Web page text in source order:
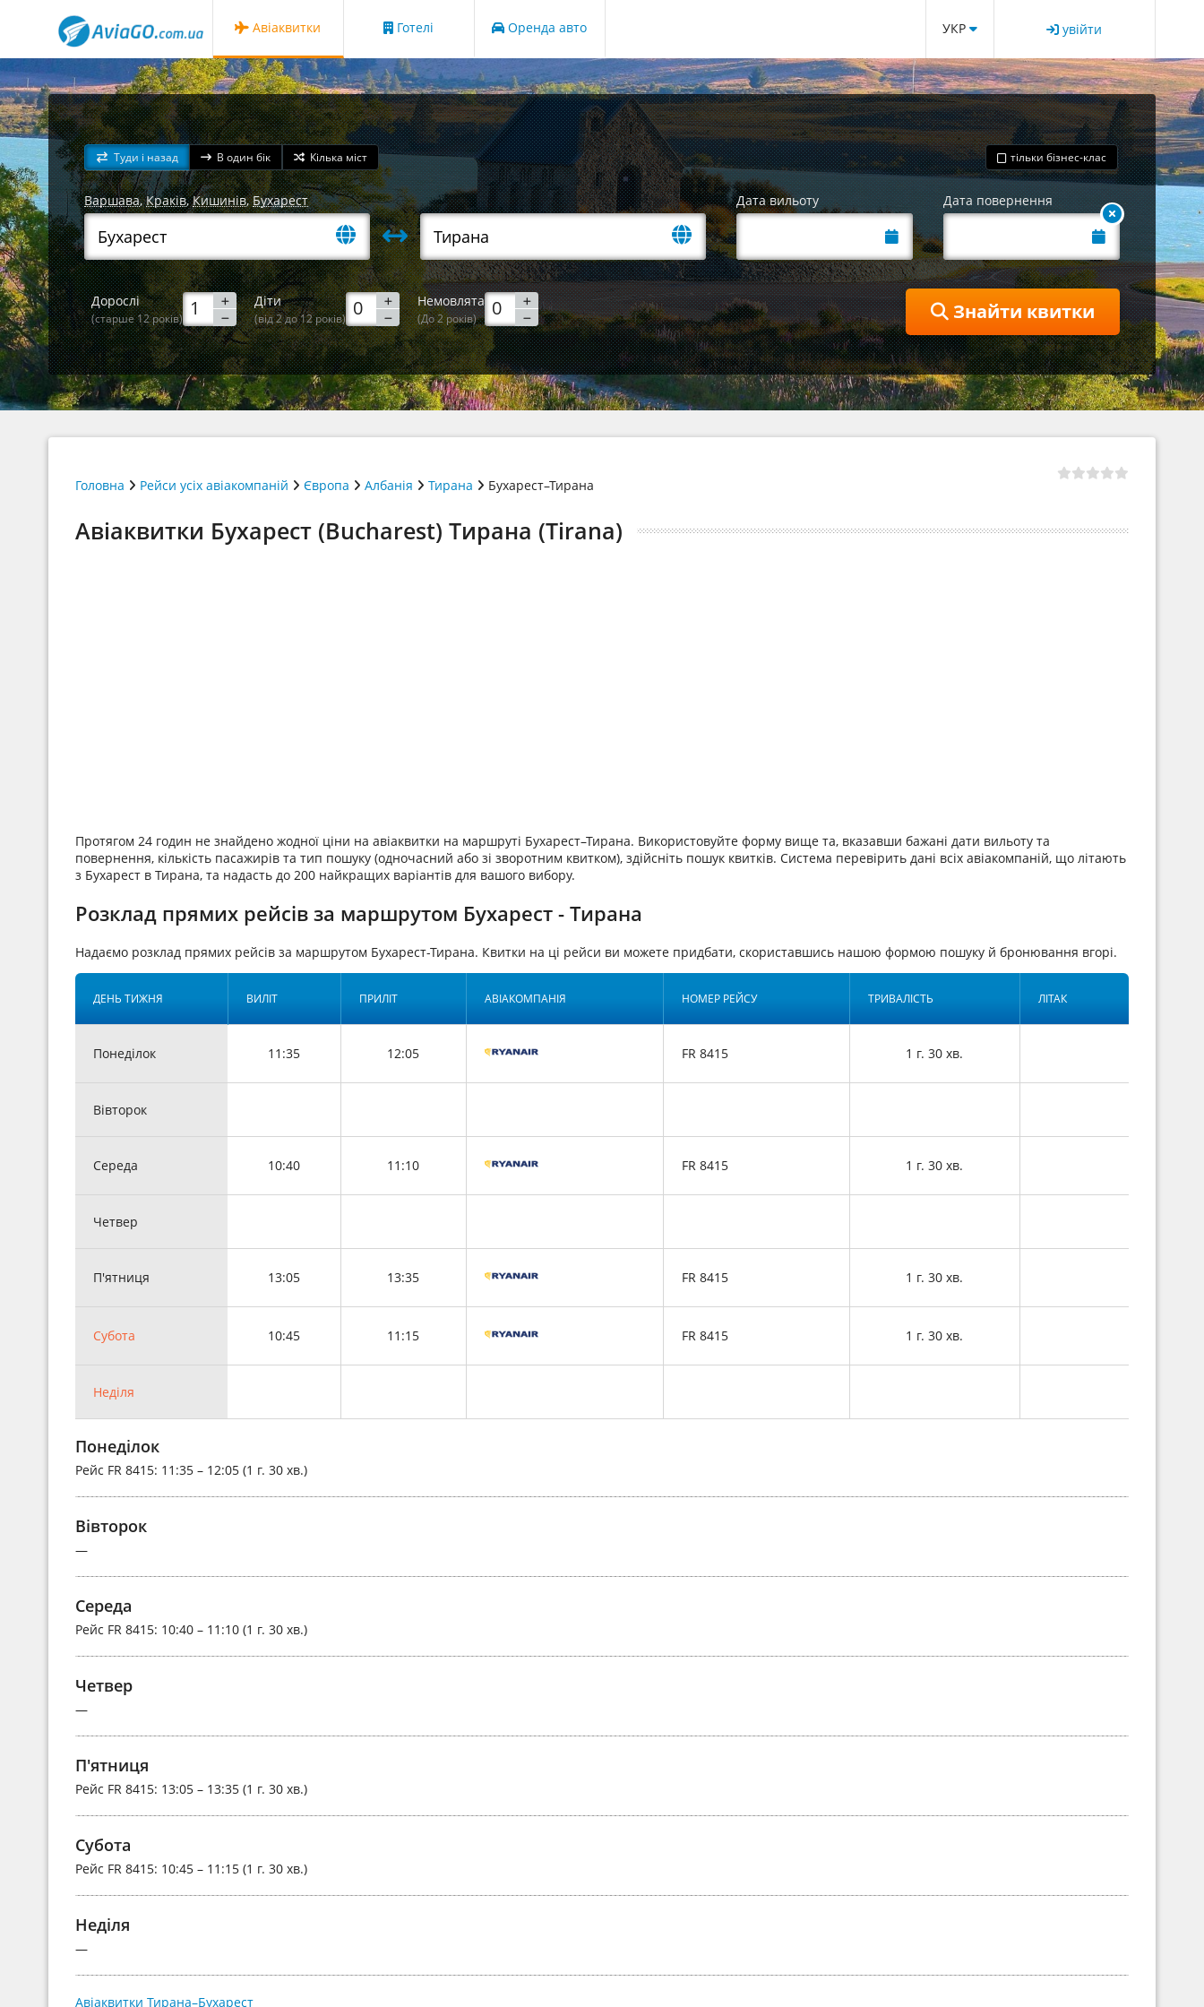
Авіаквитки Готелі Оренда авто УКР увійти
Туди і назад В один бік Кілька міст тільки бізнес-клас
Варшава,Краків,Кишинів,Бухарест Дата вильоту Дата повернення
Дорослі
(старше 12 років)
Діти
(від 2 до 12 років)
Немовлята
(До 2 років) Знайти квитки
Головна Рейси усіх авіакомпаній Європа Албанія Тирана Бухарест–Тирана
Авіаквитки Бухарест (Bucharest) Тирана (Tirana)
Протягом 24 годин не знайдено жодної ціни на авіаквитки на маршруті Бухарест–Тирана. Використовуйте форму вище та, вказавши бажані дати вильоту та
повернення, кількість пасажирів та тип пошуку (одночасний або зі зворотним квитком), здійсніть пошук квитків. Система перевірить дані всіх авіакомпаній, що літають
з Бухарест в Тирана, та надасть до 200 найкращих варіантів для вашого вибору.
Розклад прямих рейсів за маршрутом Бухарест - Тирана
Надаємо розклад прямих рейсів за маршрутом Бухарест-Тирана. Квитки на ці рейси ви можете придбати, скориставшись нашою формою пошуку й бронювання вгорі.
ДЕНЬ ТИЖНЯ ВИЛІТ ПРИЛІТ АВІАКОМПАНІЯ НОМЕР РЕЙСУ ТРИВАЛІСТЬ ЛІТАК
Понеділок 11:35 12:05 FR 8415 1 г. 30 хв.
Вівторок
Середа 10:40 11:10 FR 8415 1 г. 30 хв.
Четвер
П'ятниця 13:05 13:35 FR 8415 1 г. 30 хв.
Субота 10:45 11:15 FR 8415 1 г. 30 хв.
Неділя
Понеділок
Рейс FR 8415: 11:35 – 12:05 (1 г. 30 хв.)
Вівторок
—
Середа
Рейс FR 8415: 10:40 – 11:10 (1 г. 30 хв.)
Четвер
—
П'ятниця
Рейс FR 8415: 13:05 – 13:35 (1 г. 30 хв.)
Субота
Рейс FR 8415: 10:45 – 11:15 (1 г. 30 хв.)
Неділя
—
Авіаквитки Тирана–Бухарест